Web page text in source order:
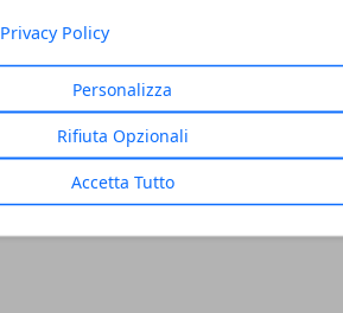
Privacy Policy
Personalizza
Rifiuta Opzionali
Accetta Tutto